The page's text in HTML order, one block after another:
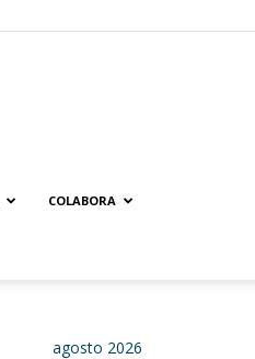
COLABORA
agosto 2026